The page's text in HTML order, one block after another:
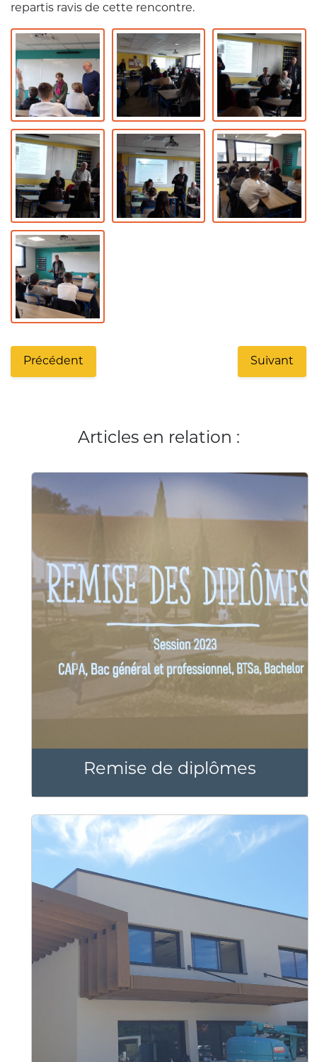
repartis ravis de cette rencontre.
Précédent Suivant
Articles en relation :
Remise de diplômes